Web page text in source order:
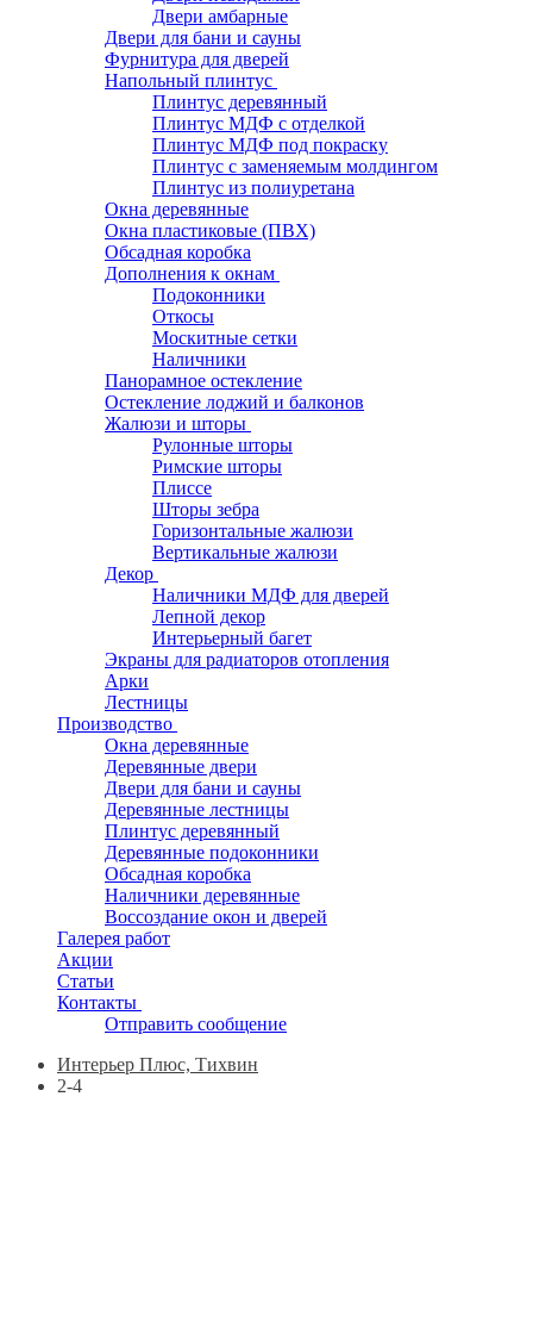
Двери амбарные
Двери для бани и сауны
Фурнитура для дверей
Напольный плинтус
Плинтус деревянный
Плинтус МДФ с отделкой
Плинтус МДФ под покраску
Плинтус с заменяемым молдингом
Плинтус из полиуретана
Окна деревянные
Окна пластиковые (ПВХ)
Обсадная коробка
Дополнения к окнам
Подоконники
Откосы
Москитные сетки
Наличники
Панорамное остекление
Остекление лоджий и балконов
Жалюзи и шторы
Рулонные шторы
Римские шторы
Плиссе
Шторы зебра
Горизонтальные жалюзи
Вертикальные жалюзи
Декор
Наличники МДФ для дверей
Лепной декор
Интерьерный багет
Экраны для радиаторов отопления
Арки
Лестницы
Производство
Окна деревянные
Деревянные двери
Двери для бани и сауны
Деревянные лестницы
Плинтус деревянный
Деревянные подоконники
Обсадная коробка
Наличники деревянные
Воссоздание окон и дверей
Галерея работ
Акции
Статьи
Контакты
Отправить сообщение
Интерьер Плюс, Тихвин
2-4